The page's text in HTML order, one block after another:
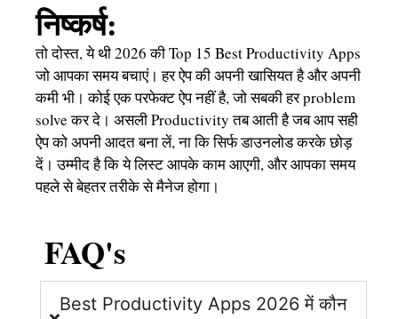
निष्कर्ष:
तो दोस्त, ये थी 2026 की Top 15 Best Productivity Apps
जो आपका समय बचाएं। हर ऐप की अपनी खासियत है और अपनी
कमी भी। कोई एक परफेक्ट ऐप नहीं है, जो सबकी हर problem
solve कर दे। असली Productivity तब आती है जब आप सही
ऐप को अपनी आदत बना लें, ना कि सिर्फ डाउनलोड करके छोड़
दें। उम्मीद है कि ये लिस्ट आपके काम आएगी, और आपका समय
पहले से बेहतर तरीके से मैनेज होगा।
FAQ's
Best Productivity Apps 2026 में कौन